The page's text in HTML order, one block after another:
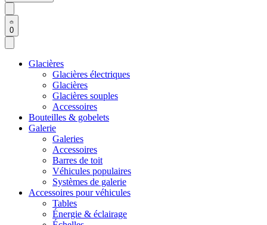
0
Glacières
Glacières électriques
Glacières
Glacières souples
Accessoires
Bouteilles & gobelets
Galerie
Galeries
Accessoires
Barres de toit
Véhicules populaires
Systèmes de galerie
Accessoires pour véhicules
Tables
Énergie & éclairage